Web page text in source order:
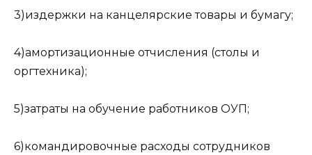
3)издержки на канцелярские товары и бумагу;
4)амортизационные отчисления (столы и
оргтехника);
5)затраты на обучение работников ОУП;
6)командировочные расходы сотрудников